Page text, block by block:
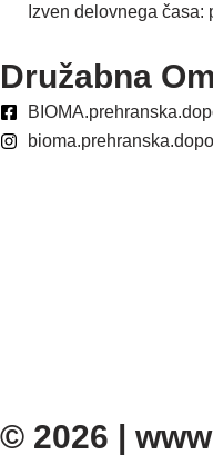
Izven delovnega časa:
Družabna
© 2026 |